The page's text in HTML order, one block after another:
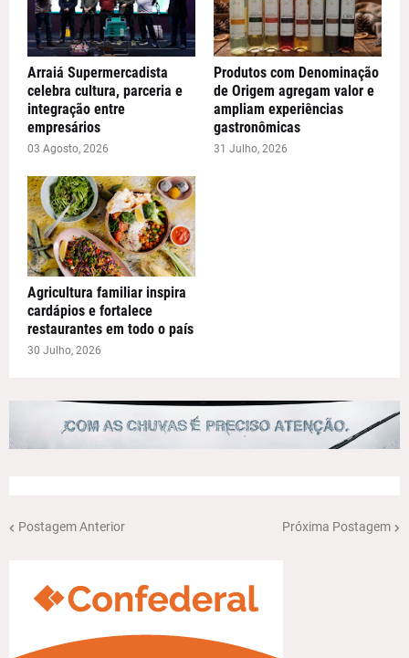
Arraiá Supermercadista
celebra cultura, parceria e
integração entre
empresários
03 Agosto, 2026
Produtos com Denominação
de Origem agregam valor e
ampliam experiências
gastronômicas
31 Julho, 2026
Agricultura familiar inspira
cardápios e fortalece
restaurantes em todo o país
30 Julho, 2026
Postagem Anterior Próxima Postagem